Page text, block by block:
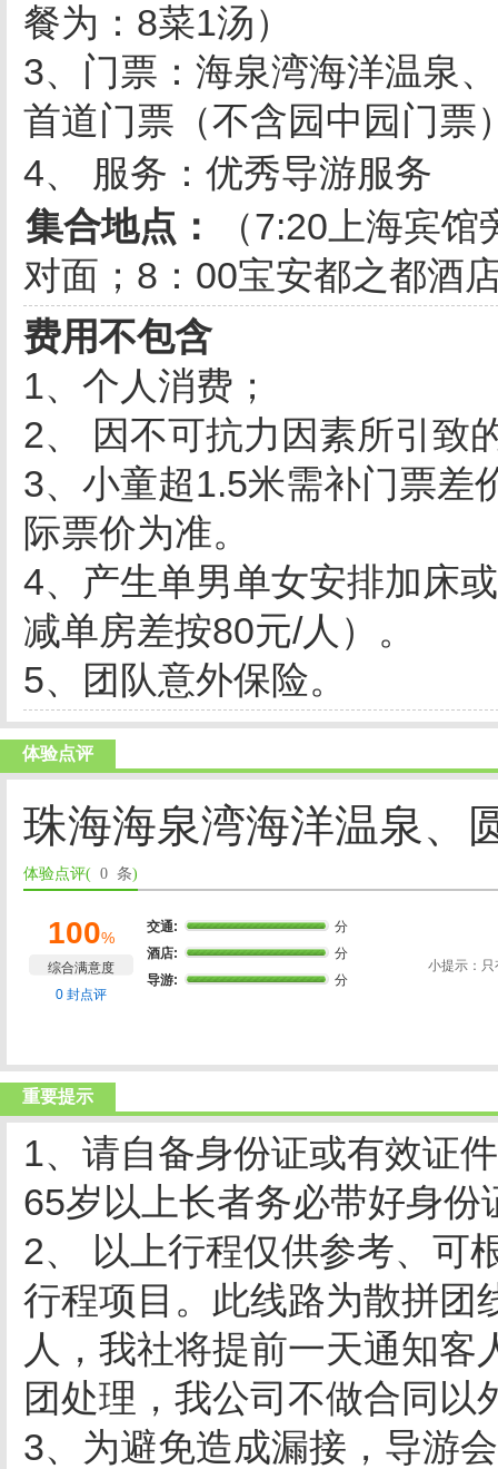
餐为：8菜1汤）
3、门票：海泉湾海洋温泉
首道门票（不含园中园门票
4、
服务：优秀导游服务
集合地点：
（7:20 上海宾馆
对面； 8 ： 00宝安都之都酒
费用不包含
1、个人消费；
2、 因不可抗力因素所引致
3、小童超1.5米需补门票差
际票价为准。
4、产生单男单女安排加床
减单房差按80元/人）。
5、团队意外保险。
体验点评
珠海海泉湾海洋温泉、
体验点评( 0 条)
100%
综合满意度
0 封点评
交通:
分
酒店:
分
导游:
分
小提示：
重要提示
1、请自备身份证或有效证
65岁以上长者务必带好身份
2、 以上行程仅供参考、可
行程项目。此线路为散拼团
人，我社将提前一天通知
团处理，我公司不做合同以
3、为避免造成漏接，导游